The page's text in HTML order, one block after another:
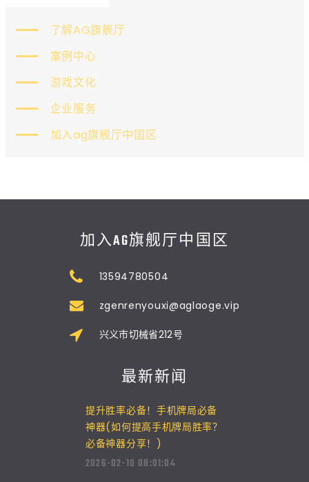
了解AG旗舰厅
案例中心
游戏文化
企业服务
加入ag旗舰厅中国区
加入AG旗舰厅中国区
13594780504
zgenrenyouxi@aglaoge.vip
兴义市切械省212号
最新新闻
提升胜率必备！手机牌局必备
神器(如何提高手机牌局胜率？
必备神器分享！)
2026-02-10 08:01:04